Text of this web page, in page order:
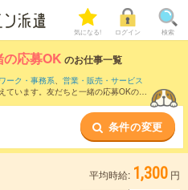
気になる! ログイン 検索
応募OK のお仕事一覧
ーク・事務系、 営業・販売・サービス
ています。友だちと一緒の応募OKの条
条件の変更
平均時給: 1,300 円